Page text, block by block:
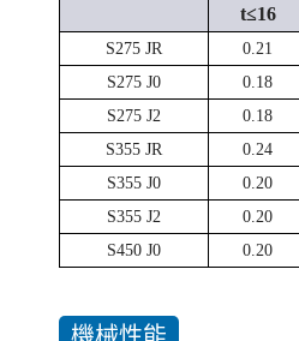
t≤16
S275 JR 0.21
S275 J0
0.18
S275 J2
0.18
S355 JR
0.24
S355 J0
0.20
S355 J2
0.20
S450 J0
0.20